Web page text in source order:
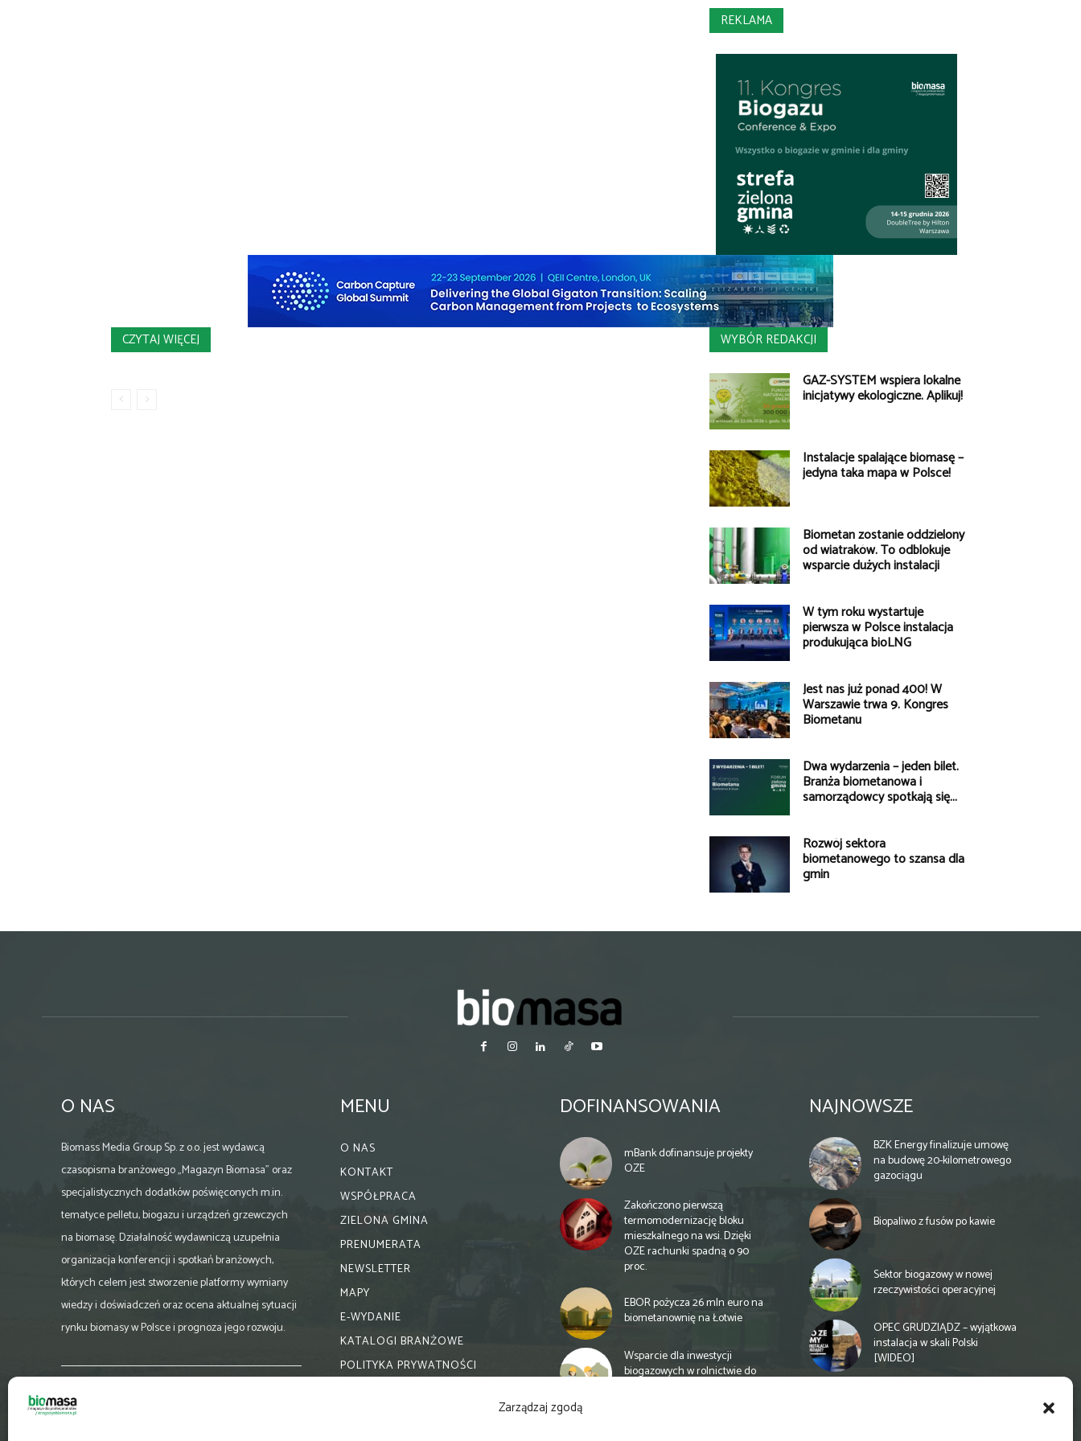
Zarządzaj zgodą
REKLAMA
CZYTAJ WIĘCEJ WYBÓR REDAKCJI
GAZ-SYSTEM wspiera lokalne
inicjatywy ekologiczne. Aplikuj!
Instalacje spalające biomasę –
jedyna taka mapa w Polsce!
Biometan zostanie oddzielony
od wiatraków. To odblokuje
wsparcie dużych instalacji
W tym roku wystartuje
pierwsza w Polsce instalacja
produkująca bioLNG
Jest nas już ponad 400! W
Warszawie trwa 9. Kongres
Biometanu
Dwa wydarzenia – jeden bilet.
Branża biometanowa i
samorządowcy spotkają się...
Rozwój sektora
biometanowego to szansa dla
gmin
O NAS
Biomass Media Group Sp. z o.o. jest wydawcą
czasopisma branżowego „Magazyn Biomasa” oraz
specjalistycznych dodatków poświęconych m.in.
tematyce pelletu, biogazu i urządzeń grzewczych
na biomasę. Działalność wydawniczą uzupełnia
organizacja konferencji i spotkań branżowych,
których celem jest stworzenie platformy wymiany
wiedzy i doświadczeń oraz ocena aktualnej sytuacji
rynku biomasy w Polsce i prognoza jego rozwoju.
biuro@magazynbiomasa.pl
MENU
O NAS
KONTAKT
WSPÓŁPRACA
ZIELONA GMINA
PRENUMERATA
NEWSLETTER
MAPY
E-WYDANIE
KATALOGI BRANŻOWE
POLITYKA PRYWATNOŚCI
DOFINANSOWANIA
mBank dofinansuje projekty
OZE
Zakończono pierwszą
termomodernizację bloku
mieszkalnego na wsi. Dzięki
OZE rachunki spadną o 90
proc.
EBOR pożycza 26 mln euro na
biometanownię na Łotwie
Wsparcie dla inwestycji
biogazowych w rolnictwie do
NAJNOWSZE
BZK Energy finalizuje umowę
na budowę 20-kilometrowego
gazociągu
Biopaliwo z fusów po kawie
Sektor biogazowy w nowej
rzeczywistości operacyjnej
OPEC GRUDZIĄDZ – wyjątkowa
instalacja w skali Polski
[WIDEO]